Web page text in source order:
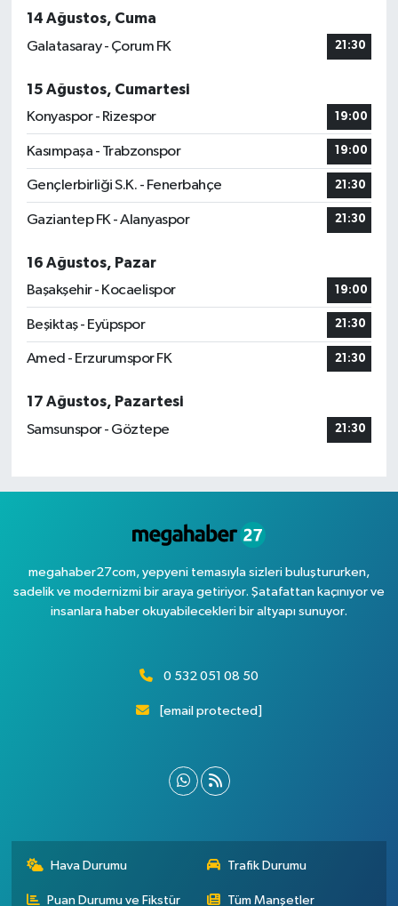
14 Ağustos, Cuma
Galatasaray - Çorum FK
21:30
15 Ağustos, Cumartesi
Konyaspor - Rizespor
19:00
Kasımpaşa - Trabzonspor 19:00
Gençlerbirliği S.K. - Fenerbahçe 21:30
Gaziantep FK - Alanyaspor 21:30
16 Ağustos, Pazar
Başakşehir - Kocaelispor
19:00
Beşiktaş - Eyüpspor 21:30
Amed - Erzurumspor FK 21:30
17 Ağustos, Pazartesi
Samsunspor - Göztepe
21:30
megahaber27com, yepyeni temasıyla sizleri buluştururken,
sadelik ve modernizmi bir araya getiriyor. Şatafattan kaçınıyor ve
insanlara haber okuyabilecekleri bir altyapı sunuyor.
0 532 051 08 50
[email protected]
Hava Durumu Trafik Durumu
Puan Durumu ve Fikstür Tüm Manşetler